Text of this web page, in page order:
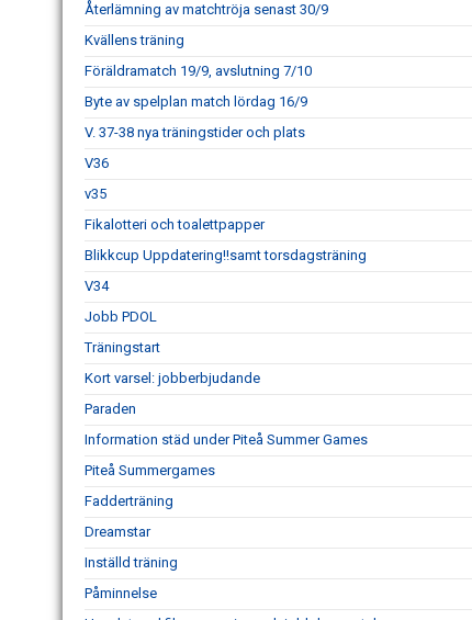
Återlämning av matchtröja senast 30/9
Kvällens träning
Föräldramatch 19/9, avslutning 7/10
Byte av spelplan match lördag 16/9
V. 37-38 nya träningstider och plats
V36
v35
Fikalotteri och toalettpapper
Blikkcup Uppdatering!!samt torsdagsträning
V34
Jobb PDOL
Träningstart
Kort varsel: jobberbjudande
Paraden
Information städ under Piteå Summer Games
Piteå Summergames
Fadderträning
Dreamstar
Inställd träning
Påminnelse